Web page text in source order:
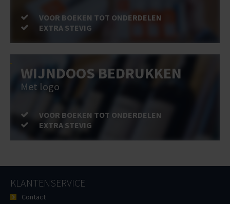
VOOR BOEKEN TOT ONDERDELEN
EXTRA STEVIG
WIJNDOOS BEDRUKKEN
Met logo
VOOR BOEKEN TOT ONDERDELEN
EXTRA STEVIG
KLANTENSERVICE
Contact